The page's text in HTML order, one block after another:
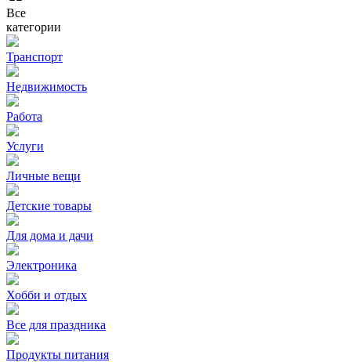
Все
категории
Транспорт
Недвижимость
Работа
Услуги
Личные вещи
Детские товары
Для дома и дачи
Электроника
Хобби и отдых
Все для праздника
Продукты питания